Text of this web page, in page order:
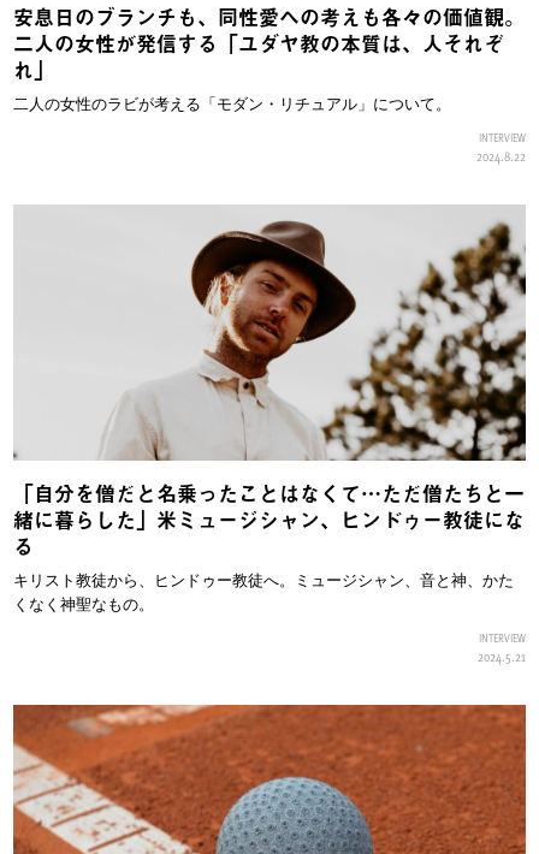
安息日のブランチも、同性愛への考えも各々の価値観。
二人の女性が発信する「ユダヤ教の本質は、人それぞ
れ」
二人の女性のラビが考える「モダン・リチュアル」について。
INTERVIEW
2024.8.22
「自分を僧だと名乗ったことはなくて…ただ僧たちと一
緒に暮らした」米ミュージシャン、ヒンドゥー教徒にな
る
キリスト教徒から、ヒンドゥー教徒へ。ミュージシャン、音と神、かた
くなく神聖なもの。
INTERVIEW
2024.5.21